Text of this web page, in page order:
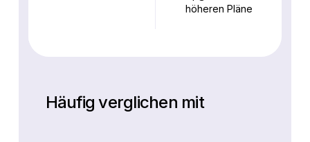
höheren Pläne
Häufig verglichen mit